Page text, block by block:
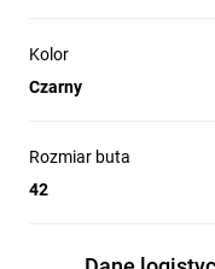
Kolor
Czarny
Rozmiar buta
42